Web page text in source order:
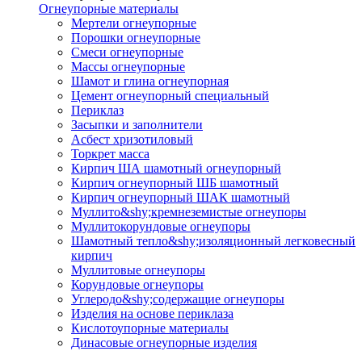
Огнеупорные материалы
Мертели огнеупорные
Порошки огнеупорные
Смеси огнеупорные
Массы огнеупорные
Шамот и глина огнеупорная
Цемент огнеупорный специальный
Периклаз
Засыпки и заполнители
Асбест хризотиловый
Торкрет масса
Кирпич ША шамотный огнеупорный
Кирпич огнеупорный ШБ шамотный
Кирпич огнеупорный ШАК шамотный
Муллито&shy;­кремнеземистые огнеупоры
Муллито­корундовые огнеупоры
Шамотный тепло&shy;изоляционный легковесный
кирпич
Муллитовые огнеупоры
Корундовые огнеупоры
Углеродо&shy;содержащие огнеупоры
Изделия на основе периклаза
Кислотоупорные материалы
Динасовые огнеупорные изделия